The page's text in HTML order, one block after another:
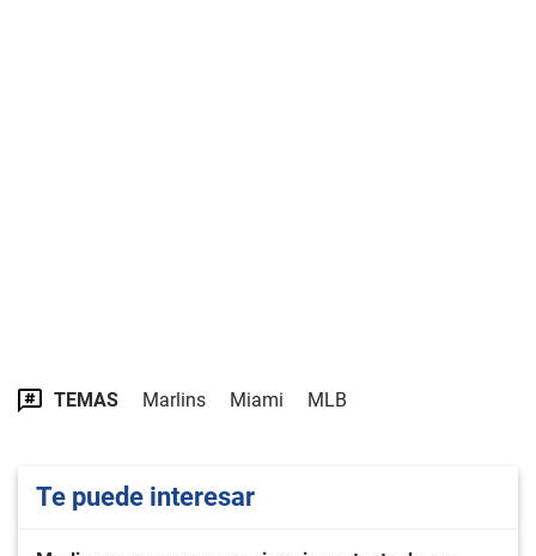
TEMAS Marlins Miami MLB
Te puede interesar